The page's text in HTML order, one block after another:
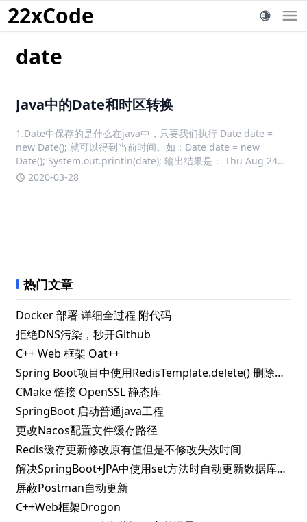
22xCode
date
Java中的Date和时区转换
1.Date中保存的是什么在java中，只要我们执行 Date date =
new Date(); 就可以得到当前时间。如：Date date = new
Date(); System.out.println(date); 输出结果是： Thu Aug 24
10:15:29 CST 2017 也
2020-03-28
热门文章
Docker 部署 详细全过程 附代码
拒绝DNS污染，秒开Github
C++ Web 框架 Oat++
Spring Boot项目中使用RedisTemplate.delete() 删除指定key失败的解决办法
CMake 链接 OpenSSL 静态库
SpringBoot 启动普通java工程
更改Nacos配置文件缓存路径
Redis缓存更新修改原有值但是不修改失效时间
解决SpringBoot+JPA中使用set方法时自动更新数据库问题
屏蔽Postman自动更新
C++Web框架Drogon